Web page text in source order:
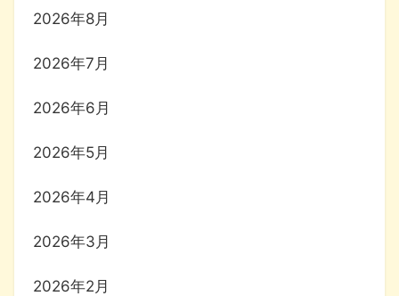
2026年8月
2026年7月
2026年6月
2026年5月
2026年4月
2026年3月
2026年2月